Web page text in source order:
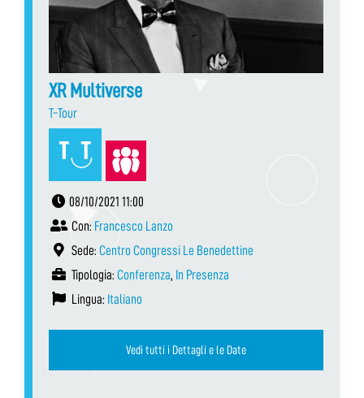
XR Multiverse
T-Tour
08/10/2021 11:00
Con: Francesco Lanzo
Sede: Centro Congressi Le Benedettine
Tipologia: Conferenza, In Presenza
Lingua: Italiano
Vedi tutti i Dettagli e le Date